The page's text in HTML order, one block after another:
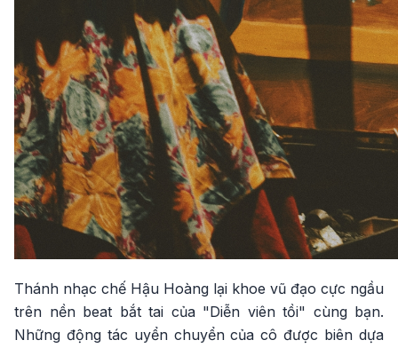
Thánh nhạc chế Hậu Hoàng lại khoe vũ đạo cực ngầu
trên nền beat bắt tai của "Diễn viên tồi" cùng bạn.
Những động tác uyển chuyển của cô được biên dựa